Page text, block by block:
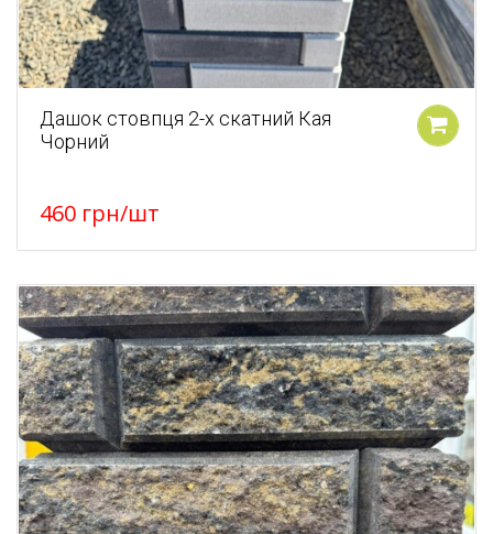
Дашок стовпця 2-х скатний Кая
Чорний
460 грн/шт